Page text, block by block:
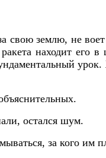
свою землю, не
находит его в
урок.
остался шум.
за кого им